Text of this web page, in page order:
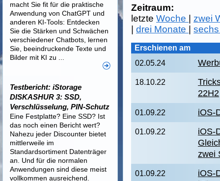
Zeitraum:
letzteWoche
zwei
|drei Monate |
Erschienen am
02.05.24
18.10.22
22H2
01.09.22 iOS-
01.09.22
iOS-
zwei
01.09.22
iOS-
macht Sie fit für die praktische
Anwendung von ChatGPT und
anderen KI-Tools: Entdecken
Sie die Stärken und Schwächen
verschiedener Chatbots, lernen
Sie, beeindruckende Texte und
Bilder mit KI zu ...
Testbericht: iStorage
DISKASHUR 3: SSD,
Verschlüsselung, PIN-Schutz
Eine Festplatte? Eine SSD? Ist
das noch einen Bericht wert?
Nahezu jeder Discounter bietet
mittlerweile im
Standardsortiment Datenträger
an. Und für die normalen
Anwendungen sind diese meist
vollkommen ausreichend.